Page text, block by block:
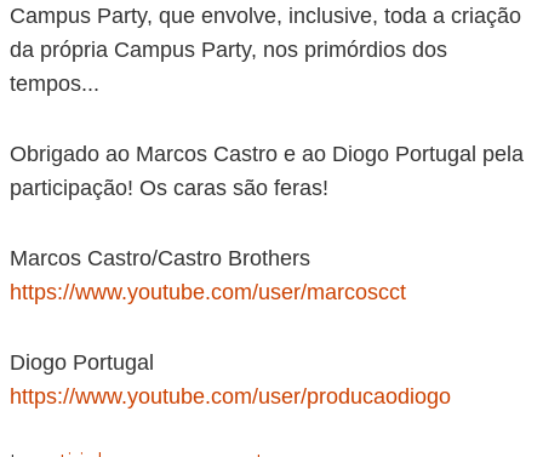
Campus Party, que envolve, inclusive, toda a criação
da própria Campus Party, nos primórdios dos
tempos...
Obrigado ao Marcos Castro e ao Diogo Portugal pela
participação! Os caras são feras!
Marcos Castro/Castro Brothers
https://www.youtube.com/user/marcoscct
Diogo Portugal
https://www.youtube.com/user/producaodiogo